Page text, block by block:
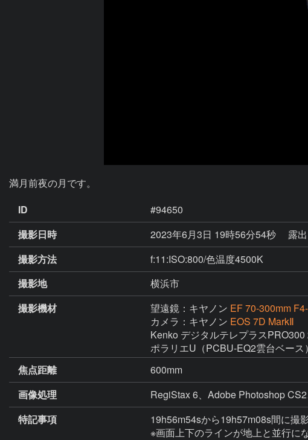
満月前夜の月です。
ID
#94650
撮影日時
2023年6月3日 19時56分54秒
露
撮影方法
f:11:ISO:800/色温度4500K
撮影地
横浜市
撮影機材
望遠鏡：キヤノン EF 70-300mm
カメラ：キヤノン EOS 7D MarkⅡ
Kenko デジタルテレプラスPRO300
ポラリエU（PCBU-EQ2雲台ベース
焦点距離
600mm
画像処理
RegiStax 6、Adobe Photoshop
特記事項
19h56m54sから19h57m08s間に撮
※画面上下のラインが地上と並行に